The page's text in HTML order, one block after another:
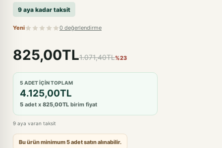
9 aya kadar taksit
Yeni 0 değerlendirme
825,00TL1.071,40TL%23
5 ADET IÇIN TOPLAM
4.125,00TL
5 adet x 825,00TL birim fiyat
9 aya varan taksit
Bu ürün minimum 5 adet satın alınabilir.